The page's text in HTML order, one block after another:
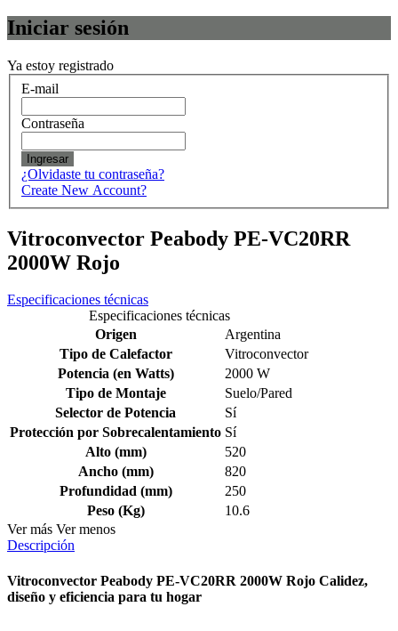
Iniciar sesión
Ya estoy registrado
E-mail
Contraseña
Ingresar
¿Olvidaste tu contraseña?
Create New Account?
Vitroconvector Peabody PE-VC20RR
2000W Rojo
Especificaciones técnicas
Especificaciones técnicas
Origen
Argentina
Tipo de Calefactor
Vitroconvector
Potencia (en Watts)
2000 W
Tipo de Montaje
Suelo/Pared
Selector de Potencia
Sí
Protección por Sobrecalentamiento Sí
Alto (mm)
520
Ancho (mm)
820
Profundidad (mm)
250
Peso (Kg)
10.6
Ver más Ver menos
Descripción
Vitroconvector Peabody PE-VC20RR 2000W Rojo Calidez,
diseño y eficiencia para tu hogar